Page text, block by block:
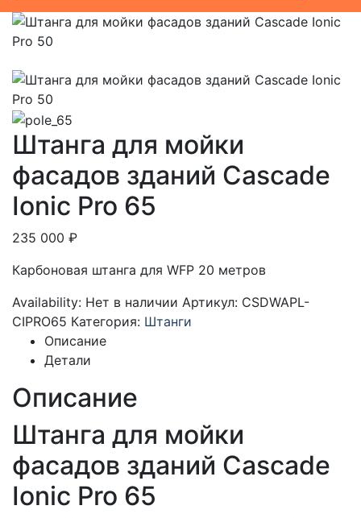
Штанга для мойки
фасадов зданий Cascade
Ionic Pro 65
235 000 ₽
Карбоновая штанга для WFP 20 метров
Availability: Нет в наличии Артикул: CSDWAPL-
CIPRO65 Категория: Штанги
Описание
Детали
Описание
Штанга для мойки
фасадов зданий Cascade
Ionic Pro 65